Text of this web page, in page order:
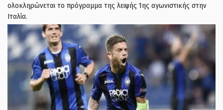
ολοκληρώνεται το πρόγραμμα της λειψής 1ης αγωνιστικής στην
Ιταλία.